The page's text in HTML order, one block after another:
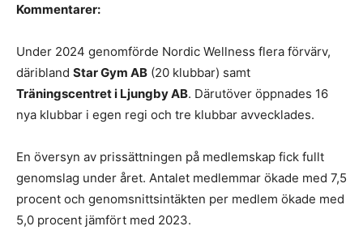
Kommentarer:
Under 2024 genomförde Nordic Wellness flera förvärv,
däribland Star Gym AB (20 klubbar) samt
Träningscentret i Ljungby AB. Därutöver öppnades 16
nya klubbar i egen regi och tre klubbar avvecklades.
En översyn av prissättningen på medlemskap fick fullt
genomslag under året. Antalet medlemmar ökade med 7,5
procent och genomsnittsintäkten per medlem ökade med
5,0 procent jämfört med 2023.